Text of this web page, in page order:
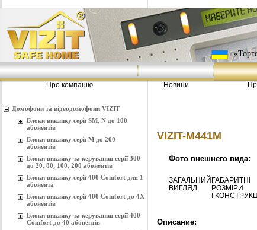
Про компанію Новини
Домофони та відеодомофони VIZIT
Блоки виклику серії SM, N до 100
абонентів
Блоки виклику серії M до 200
абонентів
Блоки виклику та керування серії 300
до 20, 80, 100, 200 абонентів
Блоки виклику серії 400 Comfort для 1
абонента
Блоки виклику серії 400 Comfort до 4Х
абонентів
Блоки виклику та керування серії 400
Comfort до 40 абонентів
VIZIT-M441М
Фото внешнего вида:
ЗАГАЛЬНИЙ
ВИГЛЯД
ГАБАРИТНІ
РОЗМІРИ
І
Описание: